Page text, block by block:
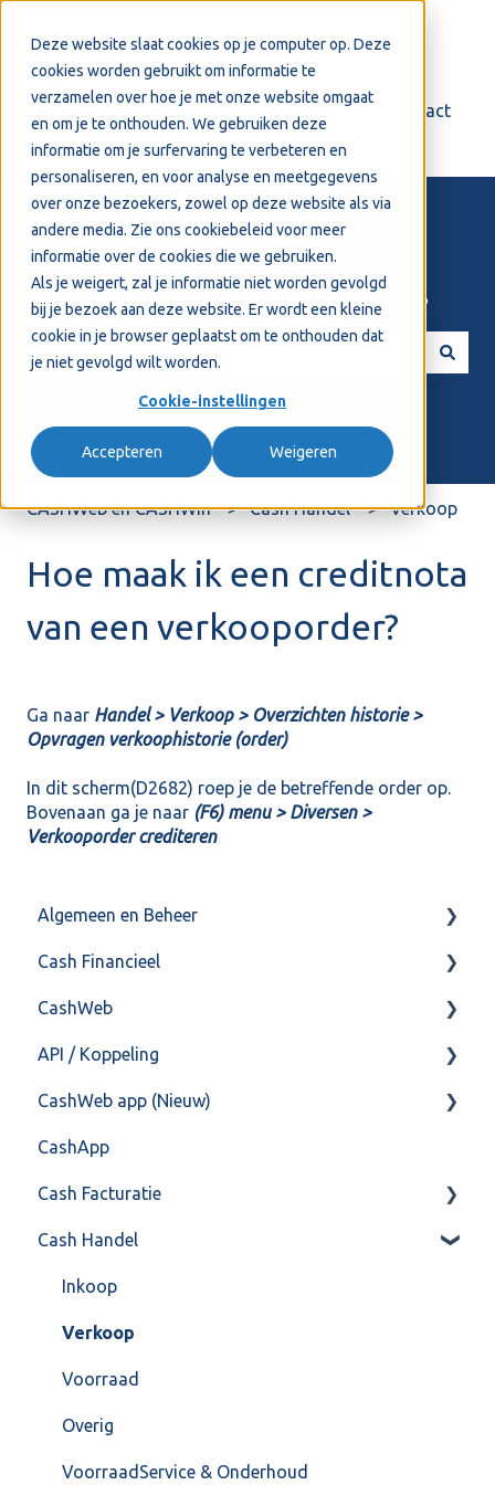
Deze website slaat cookies op je computer op. Deze
cookies worden gebruikt om informatie te
verzamelen over hoe je met onze website omgaat
en om je te onthouden. We gebruiken deze
informatie om je surfervaring te verbeteren en
personaliseren, en voor analyse en meetgegevens
over onze bezoekers, zowel op deze website als via
andere media. Zie ons cookiebeleid voor meer
informatie over de cookies die we gebruiken.
Als je weigert, zal je informatie niet worden gevolgd
bij je bezoek aan deze website. Er wordt een kleine
cookie in je browser geplaatst om te onthouden dat
je niet gevolgd wilt worden.
Cookie-instellingen
Accepteren Weigeren
Support Contact
Welkom! Hoe kunnen we je helpen?
CASHWeb en CASHWin Cash Handel Verkoop
Hoe maak ik een creditnota
van een verkooporder?
Ga naar Handel > Verkoop > Overzichten historie >
Opvragen verkoophistorie (order)
In dit scherm(D2682) roep je de betreffende order op.
Bovenaan ga je naar (F6) menu > Diversen >
Verkooporder crediteren
Algemeen en Beheer
Bank(koppeling)
Import/Export
Postbus
Training & Consultancy
Overig
Cash Financieel
Boekhoud
Fiscaal
Overig
CashWeb
CashHero Layout
Mailen vanuit CASHWeb
Algemeen gebruik
API / Koppeling
Algemeen
Api 3.0 (SOAP API)
API 4.0 (REST API)
CashWeb app (Nieuw)
Veel gestelde vragen
CashApp
Cash Facturatie
Factureren
Instellingen
Algemeen
Formulierlayout
Cash Handel
Inkoop
Verkoop
Voorraad
Overig
VoorraadService & Onderhoud